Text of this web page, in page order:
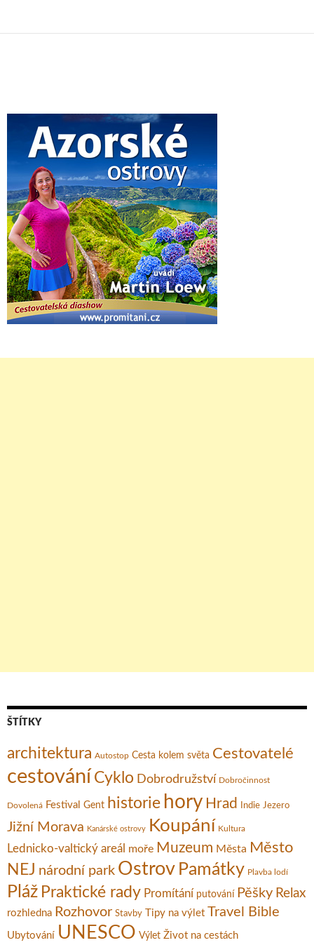
ŠTÍTKY
architektura Autostop Cesta kolem světa Cestovatelé
cestování Cyklo Dobrodružství Dobročinnost
Dovolená Festival Gent historie hory Hrad Indie Jezero
Jižní Morava Kanárské ostrovy Koupání Kultura
Lednicko-valtický areál moře Muzeum Města Město
NEJ národní park Ostrov Památky Plavba lodí
Pláž Praktické rady Promítání putování Pěšky Relax
rozhledna Rozhovor Stavby Tipy na výlet Travel Bible
Ubytování UNESCO Výlet Život na cestách